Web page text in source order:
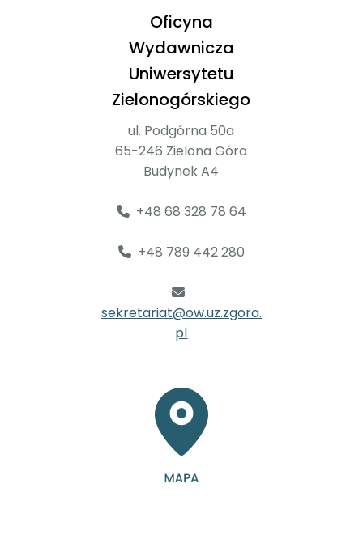
Oficyna
Wydawnicza
Uniwersytetu
Zielonogórskiego
ul. Podgórna 50a
65-246 Zielona Góra
Budynek A4
+48 68 328 78 64
+48 789 442 280
sekretariat@ow.uz.zgora.
pl